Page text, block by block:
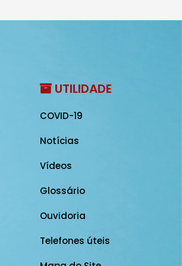
UTILIDADE
COVID-19
Notícias
Vídeos
Glossário
Ouvidoria
Telefones úteis